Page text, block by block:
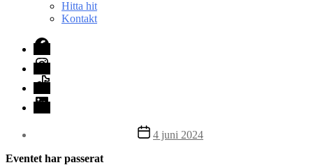
Hitta hit
Kontakt
Facebook
Instagram
TikTok
LinkedIn
Inläggsdatum
4 juni 2024
Eventet har passerat